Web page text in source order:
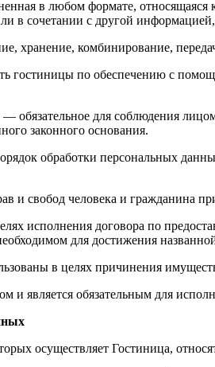
в любом формате, относящаяся
в сочетании с другой
хранение, комбинирование,
гостиницы по обеспечению с
— обязательное для соблюдения
законного основания.
обработки персональных
и свобод человека и гражданина
исполнения договора по
для достижения
в целях причинения
и является обязательным для
осуществляет Гостиница,